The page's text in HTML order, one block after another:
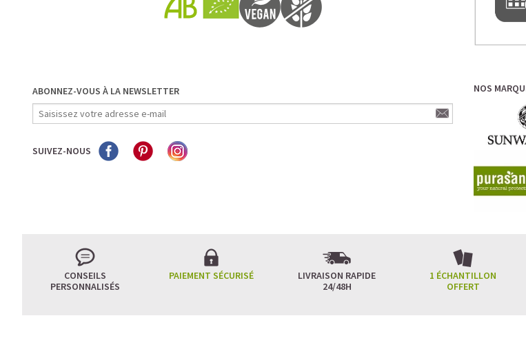
ABONNEZ-VOUS À LA NEWSLETTER
SUIVEZ-NOUS
NOS
CONSEILS
PERSONNALISÉS
PAIEMENT SÉCURISÉ
LIVRAISON RAPIDE
24/48H
1 ÉCHANTILLON
OFFERT